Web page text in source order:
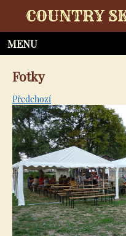
COUNTRY
Fotky
Předchozí